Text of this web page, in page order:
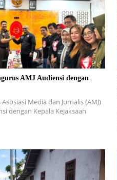
AMJ Audiensi dengan
Media dan Jurnalis (AMJ)
dengan Kepala Kejaksaan